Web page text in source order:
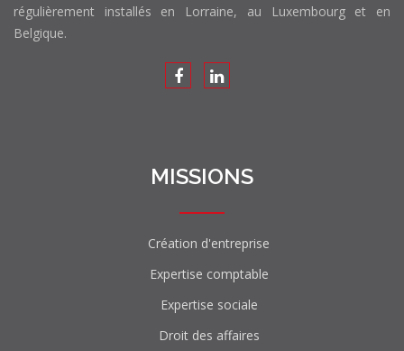
régulièrement installés en Lorraine, au Luxembourg et en
Belgique.
MISSIONS
Création d'entreprise
Expertise comptable
Expertise sociale
Droit des affaires